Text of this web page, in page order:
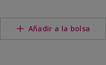
Añadir a la bolsa